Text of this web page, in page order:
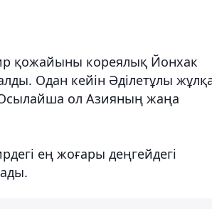
қожайыны кореялық Йонхак
Одан кейін Әділетұлы
Осылайша ол Азияның жаңа
ең жоғары деңгейдегі